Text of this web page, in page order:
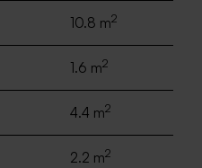
10.8 m2
1.6 m2
4.4 m2
2.2 m2